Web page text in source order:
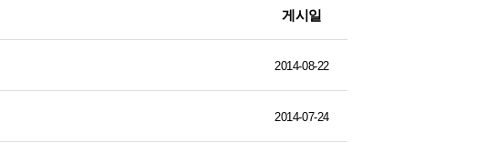
게시일
2014-08-22
2014-07-24